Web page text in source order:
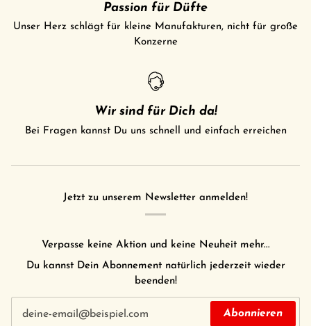
Passion für Düfte
Unser Herz schlägt für kleine Manufakturen, nicht für große
Konzerne
Wir sind für Dich da!
Bei Fragen kannst Du uns schnell und einfach erreichen
Jetzt zu unserem Newsletter anmelden!
Verpasse keine Aktion und keine Neuheit mehr...
Du kannst Dein Abonnement natürlich jederzeit wieder
beenden!
Abonnieren